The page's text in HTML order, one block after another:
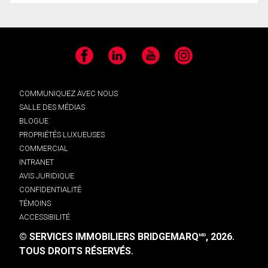
Facebook LinkedIn YouTube Instagram
COMMUNIQUEZ AVEC NOUS
SALLE DES MÉDIAS
BLOGUE
PROPRIÉTÉS LUXUEUSES
COMMERCIAL
INTRANET
AVIS JURIDIQUE
CONFIDENTIALITÉ
TÉMOINS
ACCESSIBILITÉ
© SERVICES IMMOBILIERS BRIDGEMARQMD, 2026.
TOUS DROITS RÉSERVÉS.